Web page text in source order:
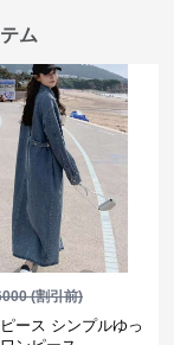
ム
(割引前)
ース シンプルゆっ